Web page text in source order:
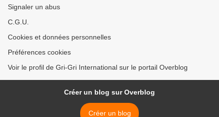
Signaler un abus
C.G.U.
Cookies et données personnelles
Préférences cookies
Voir le profil de Gri-Gri International sur le portail Overblog
Créer un blog sur Overblog
Créer un blog